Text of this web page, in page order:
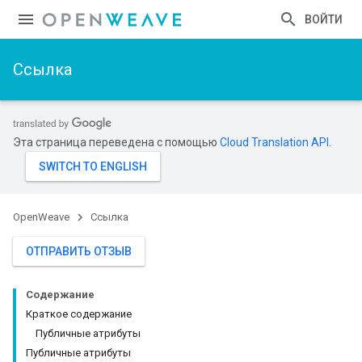
ВОЙТИ
Ссылка
Эта страница переведена с помощью Cloud Translation API
OpenWeave Ссылка
ОТПРАВИТЬ ОТЗЫВ
Содержание
Краткое содержание
Публичные атрибуты
Публичные атрибуты